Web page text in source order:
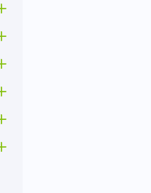
Открыть меню
Открыть меню
Открыть меню
Открыть меню
Открыть меню
Открыть меню